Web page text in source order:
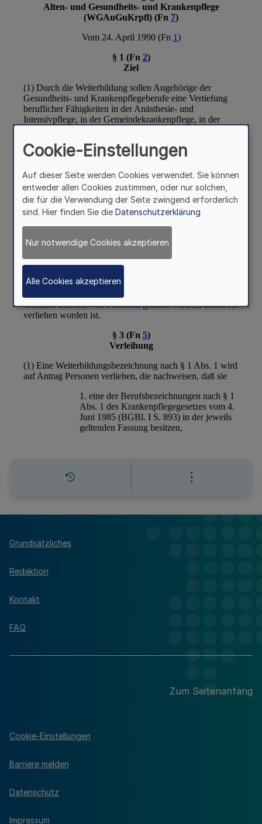
Grundsätzliches
Redaktion
Kontakt
FAQ
Zum Seitenanfang
Cookie-Einstellungen
Barriere melden
Datenschutz
Impressum
Cookie-Einstellungen
Auf dieser Seite werden Cookies verwendet. Sie können
entweder allen Cookies zustimmen, oder nur solchen,
die für die Verwendung der Seite zwingend erforderlich
sind. Hier finden Sie die Datenschutzerklärung
Nur notwendige Cookies akzeptieren
Alle Cookies akzeptieren